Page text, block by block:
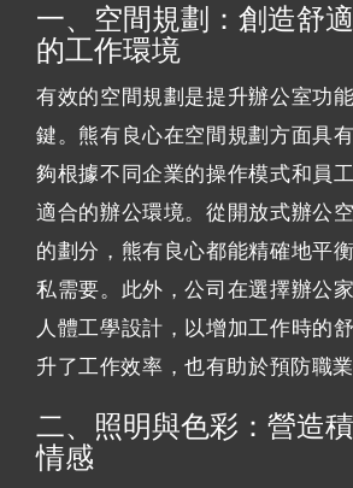
一、空間規劃：創造舒
的工作環境
有效的空間規劃是提升辦公室功
鍵。熊有良心在空間規劃方面具
夠根據不同企業的操作模式和員
適合的辦公環境。從開放式辦公
的劃分，熊有良心都能精確地平
私需要。此外，公司在選擇辦公
人體工學設計，以增加工作時的
升了工作效率，也有助於預防職業
二、照明與色彩：營造
情感